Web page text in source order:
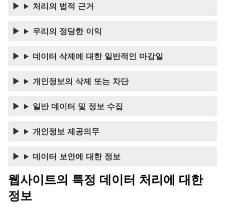
처리의 법적 근거
우리의 정당한 이익
데이터 삭제에 대한 일반적인 마감일
개인정보의 삭제 또는 차단
일반 데이터 및 정보 수집
개인정보 제공의무
데이터 보안에 대한 정보
웹사이트의 특정 데이터 처리에 대한
정보